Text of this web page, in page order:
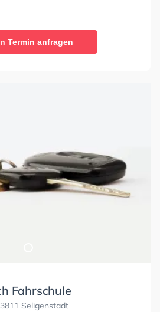
Termin anfragen
Fahrschule
Seligenstadt